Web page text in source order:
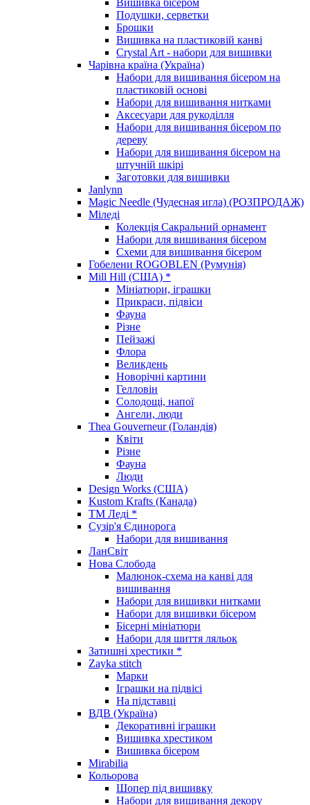
Подушки, серветки
Брошки
Вишивка на пластиковій канві
Crystal Art - набори для вишивки
Чарівна країна (Україна)
Набори для вишивання бісером на
пластиковій основі
Набори для вишивання нитками
Аксесуари для рукоділля
Набори для вишивання бісером по
дереву
Набори для вишивання бісером на
штучній шкірі
Заготовки для вишивки
Janlynn
Magic Needle (Чудесная игла) (РОЗПРОДАЖ)
Міледі
Колекція Сакральний орнамент
Набори для вишивання бісером
Схеми для вишивання бісером
Гобелени ROGOBLEN (Румунія)
Mill Hill (США) *
Мініатюри, іграшки
Прикраси, підвіси
Фауна
Різне
Пейзажі
Флора
Великдень
Новорічні картини
Гелловін
Солодощі, напої
Ангели, люди
Thea Gouverneur (Голандія)
Квіти
Різне
Фауна
Люди
Design Works (США)
Kustom Krafts (Канада)
ТМ Леді *
Сузір'я Єдинорога
Набори для вишивання
ЛанСвіт
Нова Слобода
Малюнок-схема на канві для
вишивання
Набори для вишивки нитками
Набори для вишивки бісером
Бісерні мініатюри
Набори для шиття ляльок
Затишні хрестики *
Zayka stitch
Марки
Іграшки на підвісі
На підставці
ВДВ (Україна)
Декоративні іграшки
Вишивка хрестиком
Вишивка бісером
Mirabilia
Кольорова
Шопер під вишивку
Набори для вишивання декору